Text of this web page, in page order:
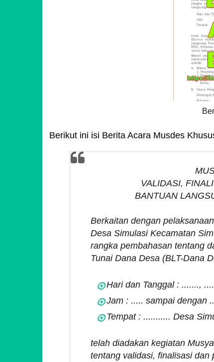
Berikut ini isi Berita Acara Musdes
VALIDASI,
BANTUAN
Berkaitan dengan
Desa Simulasi Kecamatan
rangka pembahasan tentang
Tunai Dana Desa (BLT-Dana
Hari dan Tanggal : .......,
Jam : ..... sampai dengan
Tempat : ........... Desa
telah diadakan kegiatan
tentang validasi, finalisasi dan